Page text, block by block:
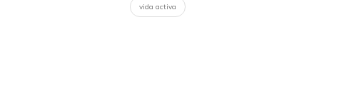
vida activa